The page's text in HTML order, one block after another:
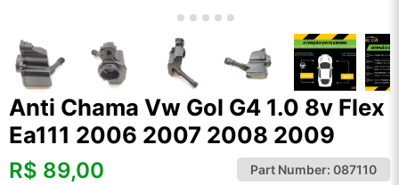
Anti Chama Vw Gol G4 1.0 8v Flex
Ea111 2006 2007 2008 2009
R$ 89,00 Part Number: 087110